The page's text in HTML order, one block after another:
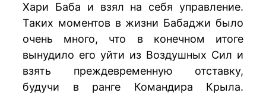
Хари Баба и взял на себя управление.
Таких моментов в жизни Бабаджи было
очень много, что в конечном итоге
вынудило его уйти из Воздушных Сил и
взять преждевременную отставку,
будучи в ранге Командира Крыла.